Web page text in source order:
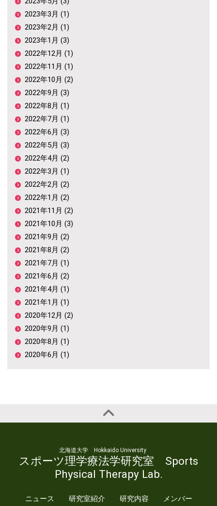
2023年3月 (1)
2023年2月 (1)
2023年1月 (3)
2022年12月 (1)
2022年11月 (1)
2022年10月 (2)
2022年9月 (3)
2022年8月 (1)
2022年7月 (1)
2022年6月 (3)
2022年5月 (3)
2022年4月 (2)
2022年3月 (1)
2022年2月 (2)
2022年1月 (2)
2021年11月 (2)
2021年10月 (3)
2021年9月 (2)
2021年8月 (2)
2021年7月 (1)
2021年6月 (2)
2021年4月 (1)
2021年1月 (1)
2020年12月 (2)
2020年9月 (1)
2020年8月 (1)
2020年6月 (1)
北海道大学 Hokkaido University
スポーツ理学療法学研究室 Sports
Physical Therapy Lab.
ニュース 研究室紹介 研究内容 メンバー